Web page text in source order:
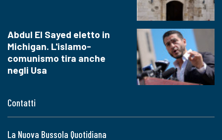
Contatti
La Nuova Bussola Quotidiana
Abdul El Sayed eletto in
Michigan. L'islamo-
comunismo tira anche
negli Usa